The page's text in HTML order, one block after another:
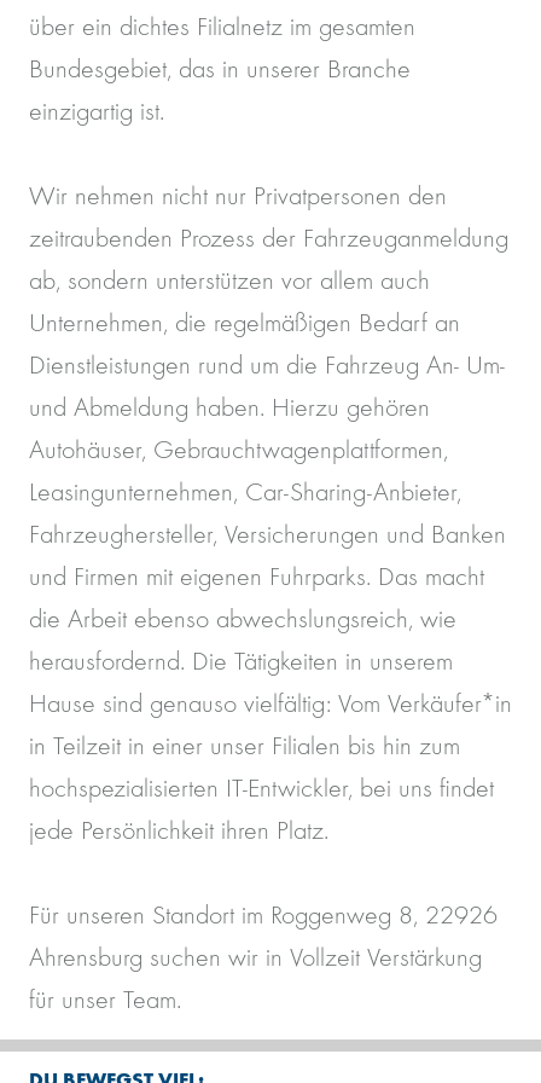
über ein dichtes Filialnetz im gesamten
Bundesgebiet, das in unserer Branche
einzigartig ist.
Wir nehmen nicht nur Privatpersonen den
zeitraubenden Prozess der Fahrzeuganmeldung
ab, sondern unterstützen vor allem auch
Unternehmen, die regelmäßigen Bedarf an
Dienstleistungen rund um die Fahrzeug An- Um-
und Abmeldung haben. Hierzu gehören
Autohäuser, Gebrauchtwagenplattformen,
Leasingunternehmen, Car-Sharing-Anbieter,
Fahrzeughersteller, Versicherungen und Banken
und Firmen mit eigenen Fuhrparks. Das macht
die Arbeit ebenso abwechslungsreich, wie
herausfordernd. Die Tätigkeiten in unserem
Hause sind genauso vielfältig: Vom Verkäufer*in
in Teilzeit in einer unser Filialen bis hin zum
hochspezialisierten IT-Entwickler, bei uns findet
jede Persönlichkeit ihren Platz.
Für unseren Standort im Roggenweg 8, 22926
Ahrensburg suchen wir in Vollzeit Verstärkung
für unser Team.
DU BEWEGST VIEL: